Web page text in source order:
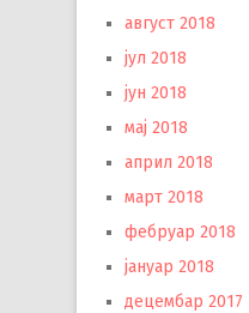
август 2018
јул 2018
јун 2018
мај 2018
април 2018
март 2018
фебруар 2018
јануар 2018
децембар 2017